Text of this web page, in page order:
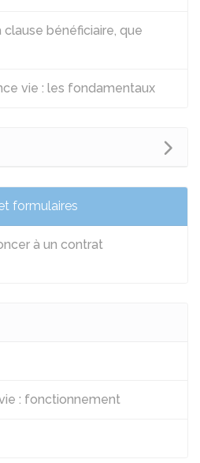
clause bénéficiaire, que
vie : les fondamentaux
formulaires
à un contrat
: fonctionnement